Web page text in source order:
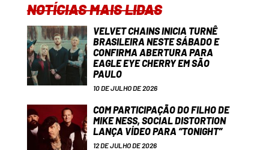
NOTÍCIAS MAIS LIDAS
VELVET CHAINS INICIA TURNÊ
BRASILEIRA NESTE SÁBADO E
CONFIRMA ABERTURA PARA
EAGLE EYE CHERRY EM SÃO
PAULO
10 DE JULHO DE 2026
COM PARTICIPAÇÃO DO FILHO DE
MIKE NESS, SOCIAL DISTORTION
LANÇA VÍDEO PARA “TONIGHT”
12 DE JULHO DE 2026